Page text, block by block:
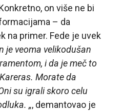
on više ne bi
– da
na primer. Fede je uvek
je veoma velikodušan
i da je meč to
Morate da
su igrali skoro celu
„, demantovao je